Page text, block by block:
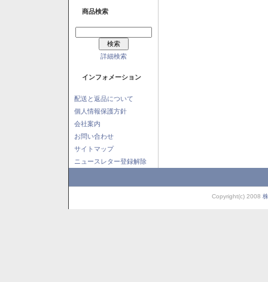
商品検索
詳細検索
インフォメーション
配送と返品について
個人情報保護方針
会社案内
お問い合わせ
サイトマップ
ニュースレター登録解除
Copyright(c) 2008